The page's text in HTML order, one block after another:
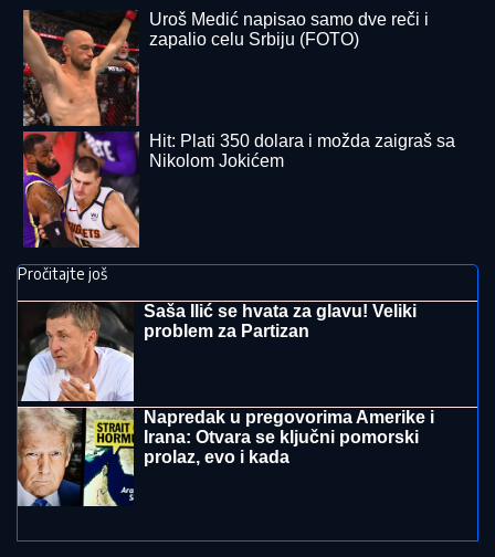
"MOJA LJUBAV JEDINA NA SVETU" Dragan
Stanković i dalje čuva uspomene sa Jovanom
Jeremić, zbog jednog detalja svi komentarišu da je
nije preboleo
(FOTO, VIDEO) OVO JE ZORAN
OSUMNJIČEN ZA UBISTVO SVOJE
SMRTI!Strašni detalji jezivog zločina
pokušao da skoči sa terase!